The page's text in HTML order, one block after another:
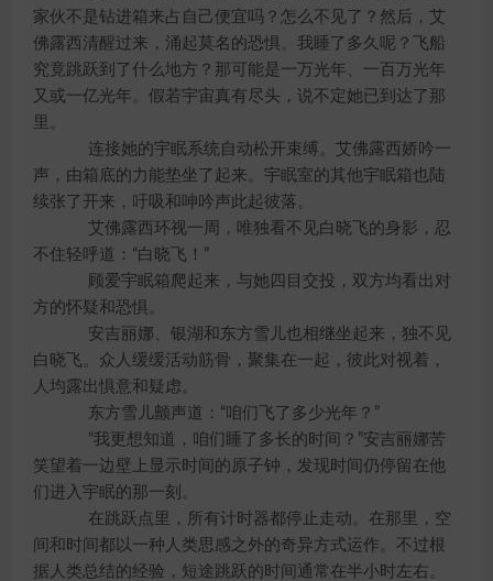
家伙不是钻进箱来占自己便宜吗？怎么不见了？然后，艾
佛露西清醒过来，涌起莫名的恐惧。我睡了多久呢？飞船
究竟跳跃到了什么地方？那可能是一万光年、一百万光年
又或一亿光年。假若宇宙真有尽头，说不定她已到达了那
里。
连接她的宇眠系统自动松开束缚。艾佛露西娇吟一
声，由箱底的力能垫坐了起来。宇眠室的其他宇眠箱也陆
续张了开来，吁吸和呻吟声此起彼落。
艾佛露西环视一周，唯独看不见白晓飞的身影，忍
不住轻呼道：“白晓飞！”
顾爱宇眠箱爬起来，与她四目交投，双方均看出对
方的怀疑和恐惧。
安吉丽娜、银湖和东方雪儿也相继坐起来，独不见
白晓飞。众人缓缓活动筋骨，聚集在一起，彼此对视着，
人均露出惧意和疑虑。
东方雪儿颤声道：“咱们飞了多少光年？”
“我更想知道，咱们睡了多长的时间？”安吉丽娜苦
笑望着一边壁上显示时间的原子钟，发现时间仍停留在他
们进入宇眠的那一刻。
在跳跃点里，所有计时器都停止走动。在那里，空
间和时间都以一种人类思感之外的奇异方式运作。不过根
据人类总结的经验，短途跳跃的时间通常在半小时左右。